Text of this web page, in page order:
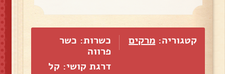
קטגוריה: מרקים
כשרות: כשר
פרווה
דרגת קושי: קל